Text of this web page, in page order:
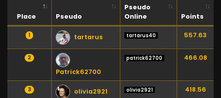
Place Pseudo
Pseudo
Online
Points
1 tartarus tartarus40 557.63
2
Patrick62700
patrick62700 466.08
3 olivia2921 olivia2921 418.56